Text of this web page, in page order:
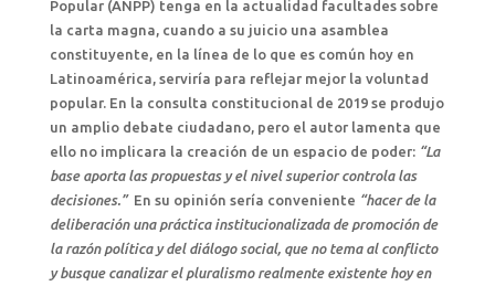
Popular (ANPP) tenga en la actualidad facultades sobre
la carta magna, cuando a su juicio una asamblea
constituyente, en la línea de lo que es común hoy en
Latinoamérica, serviría para reflejar mejor la voluntad
popular. En la consulta constitucional de 2019 se produjo
un amplio debate ciudadano, pero el autor lamenta que
ello no implicara la creación de un espacio de poder: “La
base aporta las propuestas y el nivel superior controla las
decisiones.”En su opinión sería conveniente “hacer de la
deliberación una práctica institucionalizada de promoción de
la razón política y del diálogo social, que no tema al conflicto
y busque canalizar el pluralismo realmente existente hoy en